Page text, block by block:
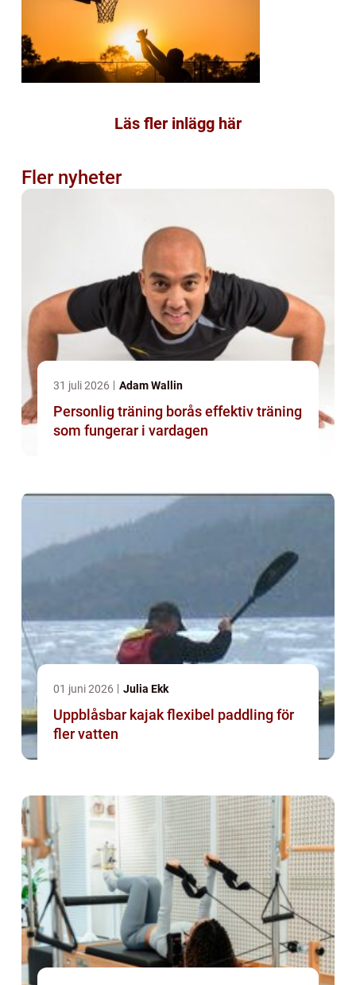
Läs fler inlägg här
Fler nyheter
31 juli 2026 Adam Wallin
Personlig träning borås effektiv träning
som fungerar i vardagen
01 juni 2026 Julia Ekk
Uppblåsbar kajak flexibel paddling för
fler vatten